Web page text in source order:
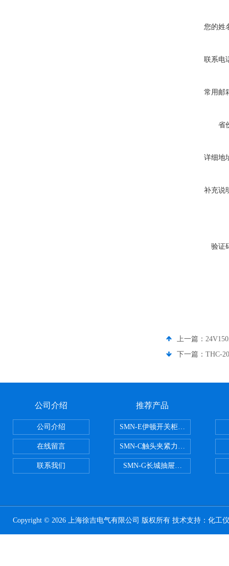
您的姓
联系电
常用邮
省
详细地
补充说
验证
上一篇：
下一篇： THC-
公司介绍
公司介绍
在线留言
联系我们
推荐产品
SMN-E伊顿开关柜触头夹紧力检
SMN-C触头夹紧力检测仪
SMN-G长城抽屉开关柜触头夹紧
Copyright © 2026 上海徐吉电气有限公司 版权所有 技术支持： 化工